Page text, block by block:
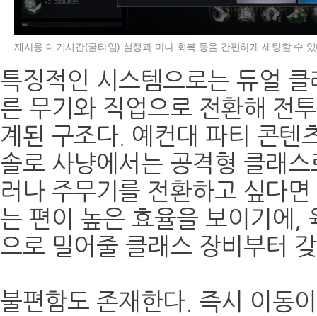
재사용 대기시간(쿨타임) 설정과 마나 회복 등을 간편하게 세팅할 수
특징적인 시스템으로는 듀얼
른 무기와 직업으로 전환해 전
계된 구조다. 예컨대 파티 콘텐
솔로 사냥에서는 공격형 클래
러나 주무기를 전환하고 싶다
는 편이 높은 효율을 보이기에,
으로 밀어줄 클래스 장비부터
불편함도 존재한다. 즉시 이동